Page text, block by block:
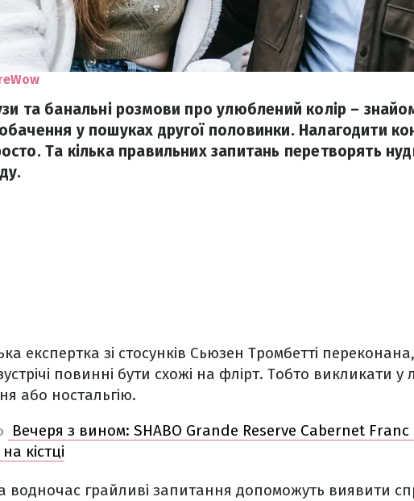
та банальні розмови про улюблений колір –
у пошуках другої половинки. Налагодити
Та кілька правильних запитань перетворять
експертка зі стосунків Сьюзен Тромбетті
повинні бути схожі на флірт. Тобто викликати у
або ностальгію.
Вечеря з вином: SHABO Grande Reserve Cabernet
кістці
водночас грайливі запитання допоможуть виявити